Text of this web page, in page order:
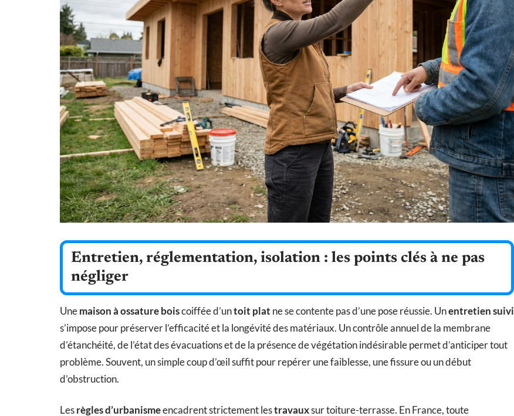
Entretien, réglementation, isolation : les points clés à ne pas
négliger
Unemaison à ossature boiscoiffée d’untoit plat ne se contente pas d’une pose réussie. Unentretien suivi
s’impose pour préserver l’efficacité et la longévité des matériaux. Un contrôle annuel de la membrane
d’étanchéité, de l’état des évacuations et de la présence de végétation indésirable permet d’anticiper tout
problème. Souvent, un simple coup d’œil suffit pour repérer une faiblesse, une fissure ou un début
d’obstruction.
Lesrègles d’urbanismeencadrent strictement lestravauxsur toiture-terrasse. En France, toute